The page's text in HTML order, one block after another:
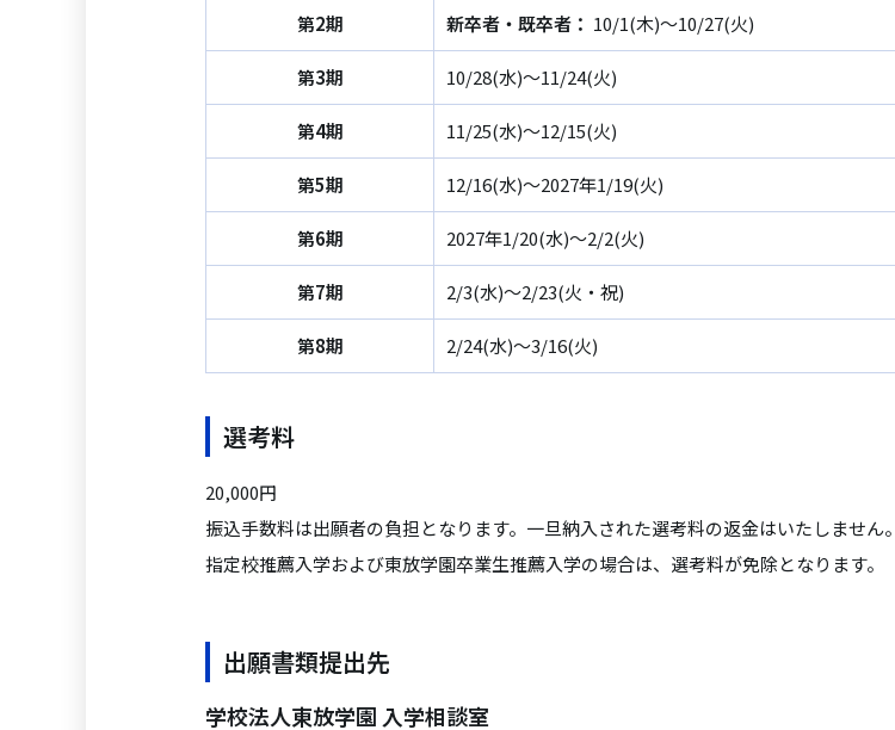
第2期 新卒者・既卒者： 10/1(木)～10/27(火)
第3期 10/28(水)～11/24(火)
第4期 11/25(水)～12/15(火)
第5期 12/16(水)～2027年1/19(火)
第6期 2027年1/20(水)～2/2(火)
第7期 2/3(水)～2/23(火・祝)
第8期 2/24(水)～3/16(火)
選考料
20,000円
振込手数料は出願者の負担となります。一旦納入された選考料の返金はいたしません。
指定校推薦入学および東放学園卒業生推薦入学の場合は、選考料が免除となります。
出願書類提出先
学校法人東放学園 入学相談室